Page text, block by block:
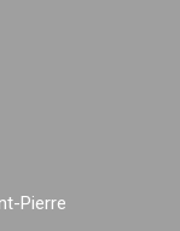
Pierre